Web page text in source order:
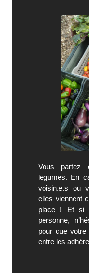
Vous partez
légumes. En
voisin.e.s ou
elles viennent
place ! Et si
personne,
pour que
entre les